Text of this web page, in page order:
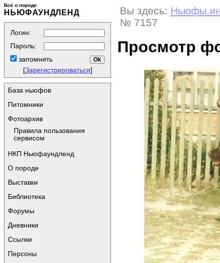
Всё о породе
НЬЮФАУНДЛЕНД
Логин:
Пароль:
запомнить
[Зарегистрироваться]
База ньюфов
Питомники
Фотоархив
Правила пользования
сервисом
НКП Ньюфаундленд
О породе
Выставки
Библиотека
Форумы
Дневники
Ссылки
Персоны
Вы здесь:
№ 7157
Просмотр